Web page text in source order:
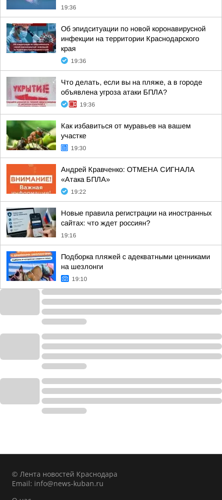
19:36
Об эпидситуации по новой коронавирусной
инфекции на территории Краснодарского
края
19:36
Что делать, если вы на пляже, а в городе
объявлена угроза атаки БПЛА?
19:36
Как избавиться от муравьев на вашем
участке
19:30
Андрей Кравченко: ОТМЕНА СИГНАЛА
«Атака БПЛА»
19:22
Новые правила регистрации на иностранных
сайтах: что ждет россиян?
19:16
Подборка пляжей с адекватными ценниками
на шезлонги
19:10
© Лента новостей Краснодара
Email: info@news-kuban.ru